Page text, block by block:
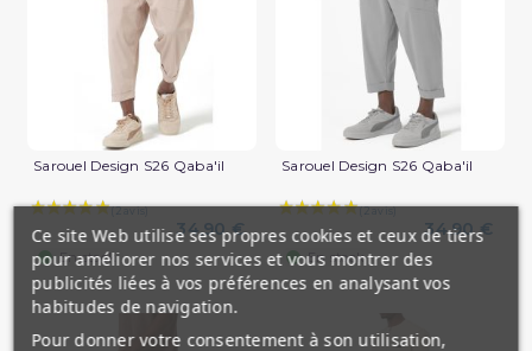
(2 avis)
Sarouel Design S26 Qaba'il
34,90 €
En stock
Sarouel Design S26 Qaba'il
34,90 €
En stock
Ce site Web utilise ses propres cookies et ceux de tiers
pour améliorer nos services et vous montrer des
publicités liées à vos préférences en analysant vos
habitudes de navigation.
Pour donner votre consentement à son utilisation,